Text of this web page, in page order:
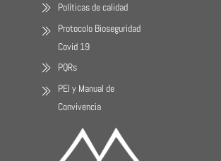
Políticas de calidad
Protocolo Bioseguridad
Covid 19
PQRs
PEI y Manual de
Convivencia